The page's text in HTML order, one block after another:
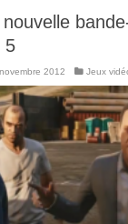
5
2012 Jeux